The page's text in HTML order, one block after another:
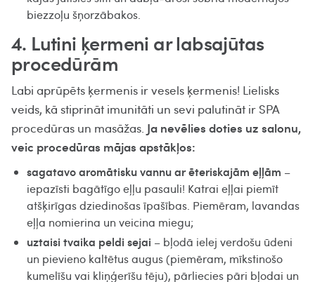
biezzoļu šņorzābakos.
4. Lutini ķermeni ar labsajūtas
procedūrām
Labi aprūpēts ķermenis ir vesels ķermenis! Lielisks
veids, kā stiprināt imunitāti un sevi palutināt ir SPA
procedūras un masāžas. Ja nevēlies doties uz salonu,
veic procedūras mājas apstākļos:
sagatavo aromātisku vannu ar ēteriskajām eļļām –
iepazīsti bagātīgo eļļu pasauli! Katrai eļļai piemīt
atšķirīgas dziedinošas īpašības. Piemēram, lavandas
eļļa nomierina un veicina miegu;
uztaisi tvaika peldi sejai – bļodā ielej verdošu ūdeni
un pievieno kaltētus augus (piemēram, mīkstinošo
kumelīšu vai kliņģerīšu tēju), pārliecies pāri bļodai un